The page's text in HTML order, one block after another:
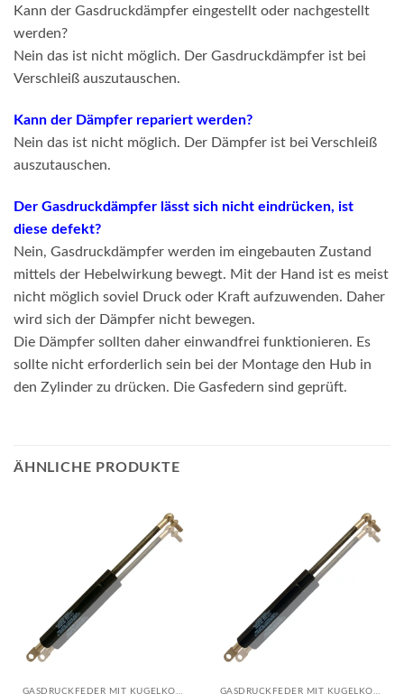
Kann der Gasdruckdämpfer eingestellt oder nachgestellt
werden?
Nein das ist nicht möglich. Der Gasdruckdämpfer ist bei
Verschleiß auszutauschen.
Kann der Dämpfer repariert werden?
Nein das ist nicht möglich. Der Dämpfer ist bei Verschleiß
auszutauschen.
Der Gasdruckdämpfer lässt sich nicht eindrücken, ist
diese defekt?
Nein, Gasdruckdämpfer werden im eingebauten Zustand
mittels der Hebelwirkung bewegt. Mit der Hand ist es meist
nicht möglich soviel Druck oder Kraft aufzuwenden. Daher
wird sich der Dämpfer nicht bewegen.
Die Dämpfer sollten daher einwandfrei funktionieren. Es
sollte nicht erforderlich sein bei der Montage den Hub in
den Zylinder zu drücken. Die Gasfedern sind geprüft.
ÄHNLICHE PRODUKTE
GASDRUCKFEDER MIT KUGELKOPF-AUGE KOMBI GASDRUCKFEDER MIT KUGELKOPF-AUGE KOMBI